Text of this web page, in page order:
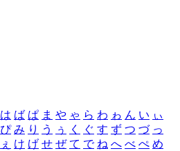
は ば ぱ ま や ゃ ら わ ゎ ん い ぃ
ぴ み り う ぅ く ぐ す ず つ づ っ
ぇ け げ せ ぜ て で ね へ べ ぺ め